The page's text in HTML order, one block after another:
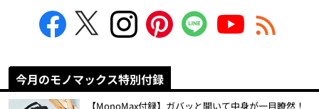
今月のモノマックス特別付録
【MonoMax付録】ガバッと開いて中身が一目瞭然！